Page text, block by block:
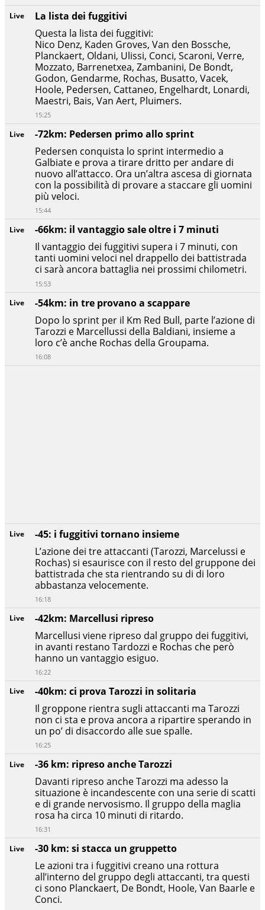
Live
-30 km: si stacca un gruppetto
Le azioni tra i fuggitivi creano una rottura
all’interno del gruppo degli attaccanti, tra questi
ci sono Planckaert, De Bondt, Hoole, Van Baarle e
Conci.
Live
-36 km: ripreso anche Tarozzi
Davanti ripreso anche Tarozzi ma adesso la
situazione è incandescente con una serie di scatti
e di grande nervosismo. Il gruppo della maglia
rosa ha circa 10 minuti di ritardo.
16:31
Live
-40km: ci prova Tarozzi in solitaria
Il groppone rientra sugli attaccanti ma Tarozzi
non ci sta e prova ancora a ripartire sperando in
un po’ di disaccordo alle sue spalle.
16:25
Live
-42km: Marcellusi ripreso
Marcellusi viene ripreso dal gruppo dei fuggitivi,
in avanti restano Tardozzi e Rochas che però
hanno un vantaggio esiguo.
16:22
Live
-45: i fuggitivi tornano insieme
L’azione dei tre attaccanti (Tarozzi, Marcelussi e
Rochas) si esaurisce con il resto del gruppone dei
battistrada che sta rientrando su di di loro
abbastanza velocemente.
16:18
Live
-54km: in tre provano a scappare
Dopo lo sprint per il Km Red Bull, parte l’azione di
Tarozzi e Marcellussi della Baldiani, insieme a
loro c’è anche Rochas della Groupama.
16:08
Live
-66km: il vantaggio sale oltre i 7 minuti
Il vantaggio dei fuggitivi supera i 7 minuti, con
tanti uomini veloci nel drappello dei battistrada
ci sarà ancora battaglia nei prossimi chilometri.
15:53
Live
-72km: Pedersen primo allo sprint
Pedersen conquista lo sprint intermedio a
Galbiate e prova a tirare dritto per andare di
nuovo all’attacco. Ora un’altra ascesa di giornata
con la possibilità di provare a staccare gli uomini
più veloci.
15:44
Live
La lista dei fuggitivi
Questa la lista dei fuggitivi:
Nico Denz, Kaden Groves, Van den Bossche,
Planckaert, Oldani, Ulissi, Conci, Scaroni, Verre,
Mozzato, Barrenetxea, Zambanini, De Bondt,
Godon, Gendarme, Rochas, Busatto, Vacek,
Hoole, Pedersen, Cattaneo, Engelhardt, Lonardi,
Maestri, Bais, Van Aert, Pluimers.
15:25